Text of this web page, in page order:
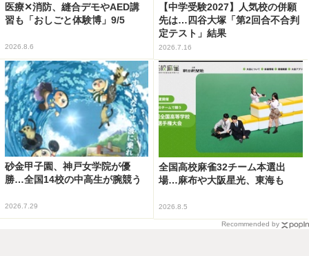
医療✕消防、縫合デモやAED講
習も「おしごと体験博」9/5
2026.8.6
【中学受験2027】人気校の併願
先は…四谷大塚「第2回合不合判
定テスト」結果
2026.7.16
砂金甲子園、神戸女学院が優
勝…全国14校の中高生が腕競う
2026.7.29
全国高校麻雀32チーム本選出
場…麻布や大阪星光、東海も
2026.8.5
Recommended by